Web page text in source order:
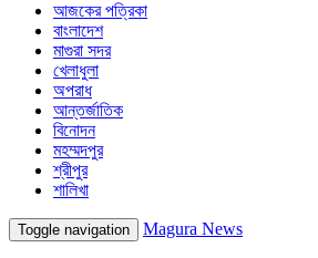
আজকের পত্রিকা
বাংলাদেশ
মাগুরা সদর
খেলাধুলা
অপরাধ
আন্তর্জাতিক
বিনোদন
মহম্মদপুর
শ্রীপুর
শালিখা
Toggle navigation Magura News